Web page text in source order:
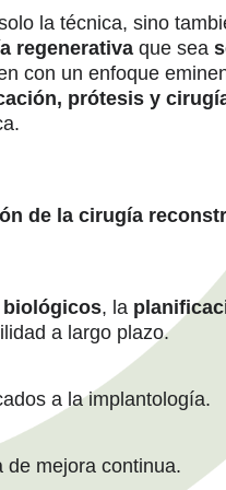
la técnica, sino
regenerativa que sea
con un enfoque
prótesis y
de la cirugía
, la
a largo plazo.
a la implantología.
de mejora continua.